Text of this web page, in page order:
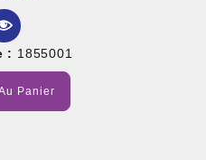
: 1855001
Panier